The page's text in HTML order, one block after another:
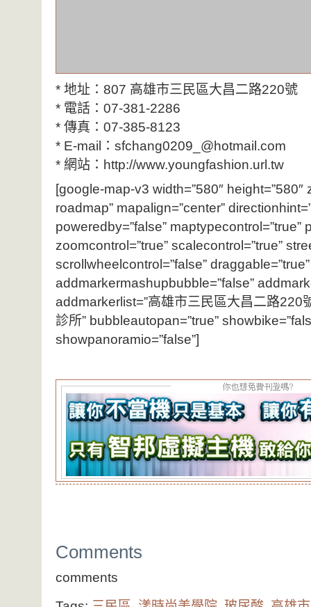
* 地址：807 高雄市三民區大昌二路220號
* 電話：07-381-2286
* 傳真：07-385-8123
* E-mail：sfchang0209_@hotmail.com
* 網站：http://www.youngfashion.url.tw
[google-map-v3 width=”580″ height=”580″
roadmap” mapalign=”center”
poweredby=”false” maptypecontrol=”true”
zoomcontrol=”true” scalecontrol=”true”
scrollwheelcontrol=”false”
addmarkermashupbubble=”false”
addmarkerlist=”高雄市三民區大昌二路220
診所” bubbleautopan=”true”
showpanoramio=”false”]
Comments
comments